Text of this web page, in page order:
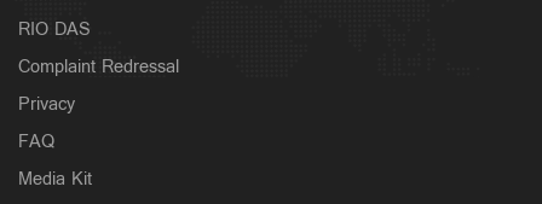
RIO DAS
Complaint Redressal
Privacy
FAQ
Media Kit